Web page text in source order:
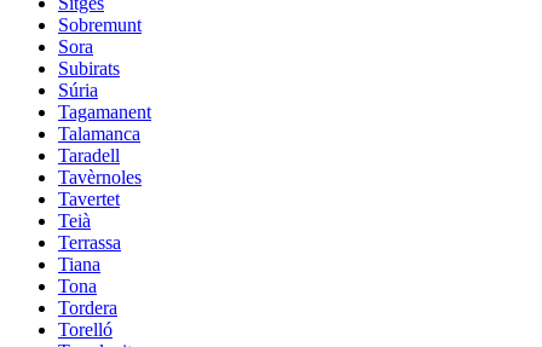
Sobremunt
Sora
Subirats
Súria
Tagamanent
Talamanca
Taradell
Tavèrnoles
Tavertet
Teià
Terrassa
Tiana
Tona
Tordera
Torelló